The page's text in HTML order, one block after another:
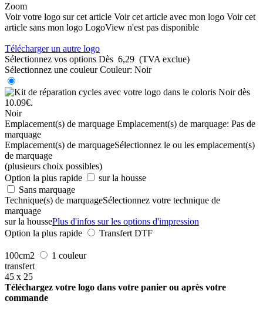
Zoom
Voir votre logo sur cet article Voir cet article avec mon logo Voir cet
article sans mon logo LogoView n'est pas disponible
Télécharger un autre logo
Sélectionnez vos options Dès 6,29 (TVA exclue)
Sélectionnez une couleur Couleur: Noir
Noir
Emplacement(s) de marquage Emplacement(s) de marquage: Pas de
marquage
Emplacement(s) de marquageSélectionnez le ou les emplacement(s)
de marquage
(plusieurs choix possibles)
Option la plus rapide
sur la housse
Sans marquage
Technique(s) de marquageSélectionnez votre technique de
marquage
sur la houssePlus d'infos sur les options d'impression
Option la plus rapide
Transfert DTF
100cm2
1 couleur
transfert
45 x 25
Téléchargez votre logo dans votre panier ou après votre
commande